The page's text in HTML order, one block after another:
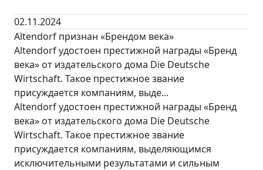
02.11.2024
Altendorf признан «Брендом века»
Altendorf удостоен престижной награды «Бренд
века» от издательского дома Die Deutsche
Wirtschaft. Такое престижное звание
присуждается компаниям, выде...
Altendorf удостоен престижной награды «Бренд
века» от издательского дома Die Deutsche
Wirtschaft. Такое престижное звание
присуждается компаниям, выделяющимся
исключительными результатами и сильным